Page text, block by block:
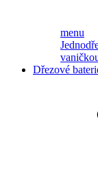
menu
Dřezové